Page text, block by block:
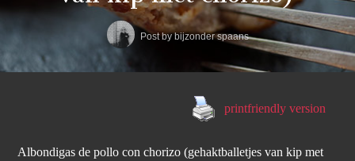
Post bybijzonder spaans
printfriendly version
Albondigas de pollo con chorizo (gehaktballetjes van kip met